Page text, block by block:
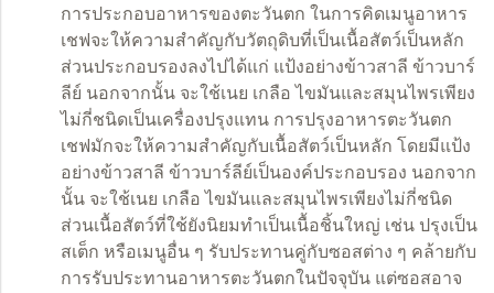
การประกอบอาหารของตะวันตก ในการคิดเมนูอาหาร
เชฟจะให้ความสำคัญกับวัตถุดิบที่เป็นเนื้อสัตว์เป็นหลัก
ส่วนประกอบรองลงไปได้แก่ แป้งอย่างข้าวสาลี ข้าวบาร์
ลีย์ นอกจากนั้น จะใช้เนย เกลือ ไขมันและสมุนไพรเพียง
ไม่กี่ชนิดเป็นเครื่องปรุงแทน การปรุงอาหารตะวันตก
เชฟมักจะให้ความสำคัญกับเนื้อสัตว์เป็นหลัก โดยมีแป้ง
อย่างข้าวสาลี ข้าวบาร์ลีย์เป็นองค์ประกอบรอง นอกจาก
นั้น จะใช้เนย เกลือ ไขมันและสมุนไพรเพียงไม่กี่ชนิด
ส่วนเนื้อสัตว์ที่ใช้ยังนิยมทำเป็นเนื้อชิ้นใหญ่ เช่น ปรุงเป็น
สเต็ก หรือเมนูอื่น ๆ รับประทานคู่กับซอสต่าง ๆ คล้ายกับ
การรับประทานอาหารตะวันตกในปัจจุบัน แต่ซอสอาจ